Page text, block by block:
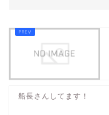
船長さんしてます！